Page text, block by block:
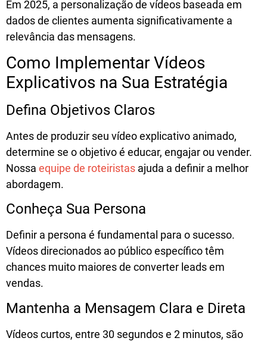
Em 2025, a personalização de vídeos baseada em
dados de clientes aumenta significativamente a
relevância das mensagens.
Como Implementar Vídeos
Explicativos na Sua Estratégia
Defina Objetivos Claros
Antes de produzir seu vídeo explicativo animado,
determine se o objetivo é educar, engajar ou vender.
Nossa equipe de roteiristas ajuda a definir a melhor
abordagem.
Conheça Sua Persona
Definir a persona é fundamental para o sucesso.
Vídeos direcionados ao público específico têm
chances muito maiores de converter leads em
vendas.
Mantenha a Mensagem Clara e Direta
Vídeos curtos, entre 30 segundos e 2 minutos, são